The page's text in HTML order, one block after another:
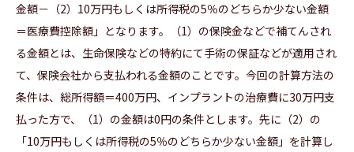
金額－（2）10万円もしくは所得税の5％のどちらか少ない金額
＝医療費控除額」となります。（1）の保険金などで補てんされ
る金額とは、生命保険などの特約にて手術の保証などが適用され
て、保険会社から支払われる金額のことです。今回の計算方法の
条件は、総所得額＝400万円、インプラントの治療費に30万円支
払った方で、（1）の金額は0円の条件とします。先に（2）の
「10万円もしくは所得税の5％のどちらか少ない金額」を計算し